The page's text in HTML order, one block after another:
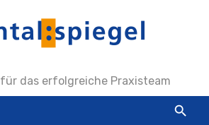
für das erfolgreiche Praxisteam